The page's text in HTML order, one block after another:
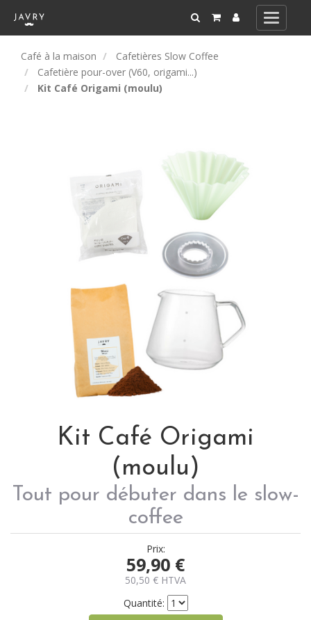
Toggle
Café à la maison
Cafetières Slow Coffee
Cafetière pour-over (V60, origami...)
Kit Café Origami (moulu)
Kit Café Origami
(moulu)
Tout pour débuter dans le slow-
coffee
Prix:
59,90 €
50,50 € HTVA
Quantité: